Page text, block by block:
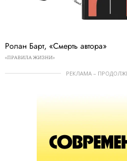
Ролан Барт, «Смерть автора»
«ПРАВИЛА ЖИЗНИ»
РЕКЛАМА –